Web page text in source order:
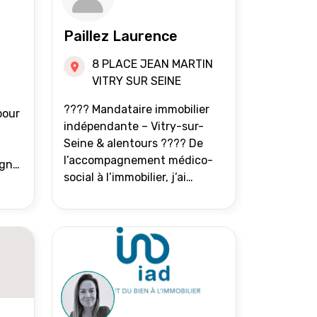
Paillez Laurence
8 PLACE JEAN MARTIN
VITRY SUR SEINE
???? Mandataire immobilier
indépendante – Vitry-sur-
Seine & alentours ???? De
l’accompagnement médico-
social à l’immobilier, j’ai
gens à avancer sereinement.
Aujourd’hui, j’accompagne
mes clients avec franchise,
écoute et énergie pour
vendre ou acheter leur bien
immobilier. ???? 300 familles
accompagnées en 8 ans, 90 %